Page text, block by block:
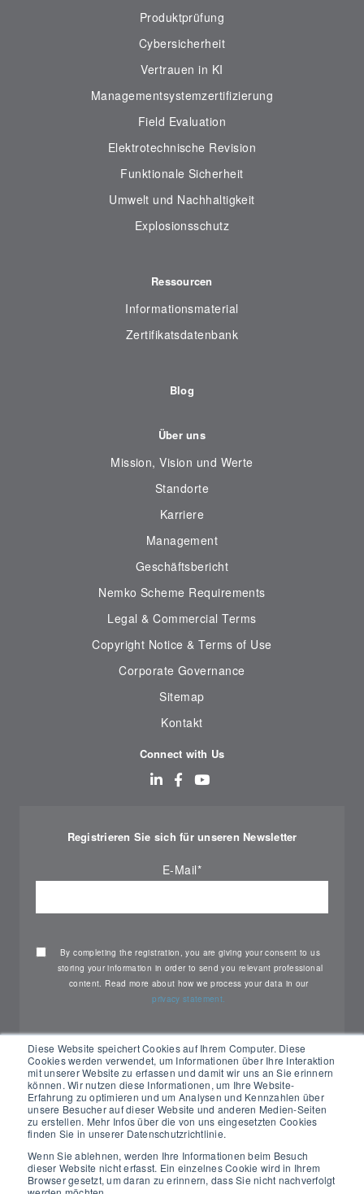
Diese Website speichert Cookies auf Ihrem Computer. Diese
Cookies werden verwendet, um Informationen über Ihre Interaktion
mit unserer Website zu erfassen und damit wir uns an Sie erinnern
können. Wir nutzen diese Informationen, um Ihre Website-
Erfahrung zu optimieren und um Analysen und Kennzahlen über
unsere Besucher auf dieser Website und anderen Medien-Seiten
zu erstellen. Mehr Infos über die von uns eingesetzten Cookies
finden Sie in unserer Datenschutzrichtlinie.
Wenn Sie ablehnen, werden Ihre Informationen beim Besuch
dieser Website nicht erfasst. Ein einzelnes Cookie wird in Ihrem
Browser gesetzt, um daran zu erinnern, dass Sie nicht nachverfolgt
Produktprüfung
Cybersicherheit
Vertrauen in KI
Managementsystemzertifizierung
Field Evaluation
Elektrotechnische Revision
Funktionale Sicherheit
Umwelt und Nachhaltigkeit
Explosionsschutz
Ressourcen
Informationsmaterial
Zertifikatsdatenbank
Blog
Über uns
Mission, Vision und Werte
Standorte
Karriere
Management
Geschäftsbericht
Nemko Scheme Requirements
Legal & Commercial Terms
Copyright Notice & Terms of Use
Corporate Governance
Sitemap
Kontakt
Connect with Us
Registrieren Sie sich für unseren Newsletter
E-Mail*
By completing the registration, you are giving your consent to us
storing your information in order to send you relevant professional
content. Read more about how we process your data in our
privacy statement.
All rights reserved Nemko ©2026